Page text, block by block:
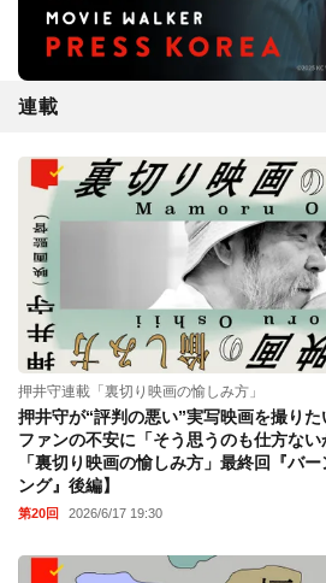
連載
押井守連載「裏切り映画の愉しみ方」
押井守が“評判の悪い”実写映画を撮りた
ファンの不安に「そう思うのも仕方な
「裏切り映画の愉しみ方」最終回『バ
ング』後編】
第20回 2026/6/17 19:30